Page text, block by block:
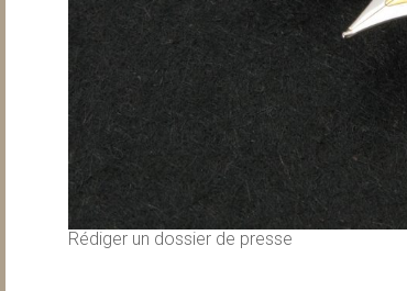
Rédiger un dossier de presse